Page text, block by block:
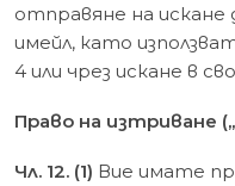
отправяне на
имейл, като
4 или чрез искане в
Право на изтриване
Чл. 12. (1) Вие имате